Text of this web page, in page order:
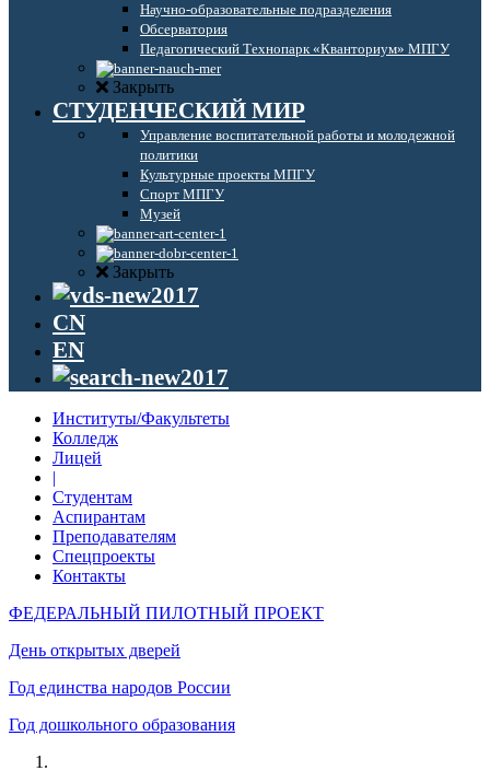
Научно-образовательные подразделения
Обсерватория
Педагогический Технопарк «Кванториум» МПГУ
Закрыть
СТУДЕНЧЕСКИЙ МИР
Управление воспитательной работы и молодежной
политики
Культурные проекты МПГУ
Спорт МПГУ
Музей
Закрыть
CN
EN
Институты/Факультеты
Колледж
Лицей
|
Студентам
Аспирантам
Преподавателям
Спецпроекты
Контакты
ФЕДЕРАЛЬНЫЙ ПИЛОТНЫЙ ПРОЕКТ
День открытых дверей
Год единства народов России
Год дошкольного образования